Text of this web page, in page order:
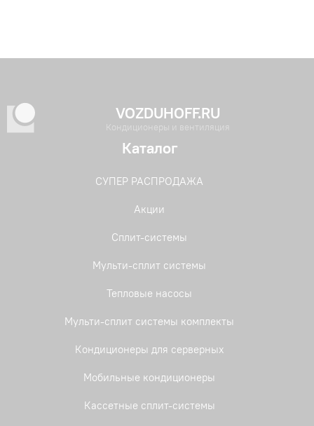
VOZDUHOFF.RU
Кондиционеры и вентиляция
Каталог
СУПЕР РАСПРОДАЖА
Акции
Сплит-системы
Мульти-сплит системы
Тепловые насосы
Мульти-сплит системы комплекты
Кондиционеры для серверных
Мобильные кондиционеры
Кассетные сплит-системы